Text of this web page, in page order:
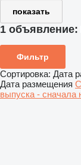
показать
1 объявление:
Фильтр
Сортировка: Дата
Дата размещения
выпуска - сначала